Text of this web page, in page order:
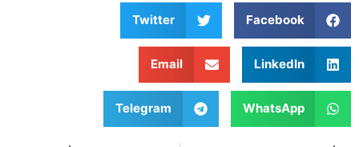
Facebook
Twitter
LinkedIn
Email
WhatsApp
Telegram